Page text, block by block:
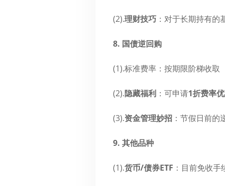
(2).理财技巧 ：对于长期持有的
8. 国债逆回购
(1).标准费率：按期限阶梯收取
(2).隐藏福利 ​：可申请1折费率
(3).资金管理妙招 ：节假日前的
9. 其他品种
(1).货币/债券ETF ：目前免收手